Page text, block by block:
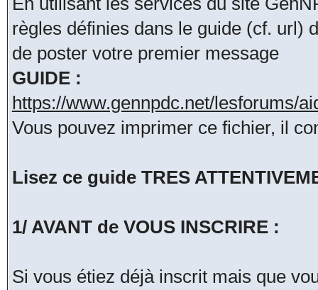
règles définies dans le guide (cf. url)
de poster votre premier message
GUIDE :
https://www.gennpdc.net/lesforums/
Vous pouvez imprimer ce fichier, il
Lisez ce guide TRES
1/ AVANT de VOUS INSCRIRE :
Si vous étiez déjà inscrit mais que